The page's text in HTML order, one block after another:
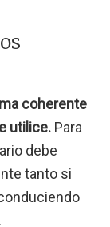
coherente
utilice. Para
debe
tanto si